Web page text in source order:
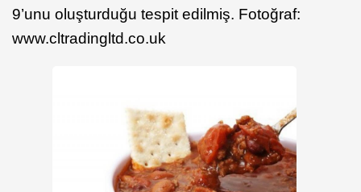
9’unu oluşturduğu tespit edilmiş. Fotoğraf:
www.cltradingltd.co.uk